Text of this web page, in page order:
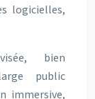
logicielles,
bien
public
immersive,